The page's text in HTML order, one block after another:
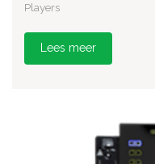
Players
Lees meer